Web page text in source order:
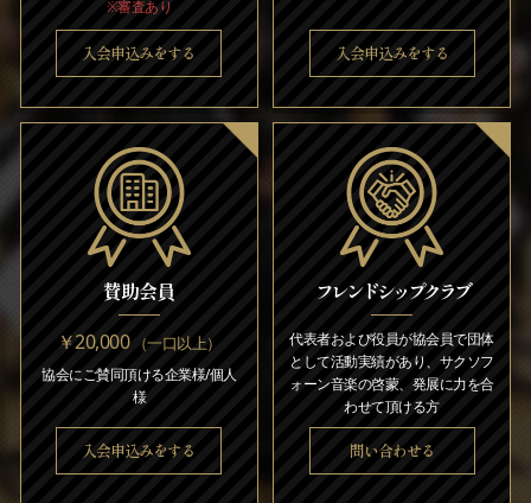
※審査あり
入会申込みをする 入会申込みをする
賛助会員
￥20,000（一口以上）
協会にご賛同頂ける企業様/個人
様
入会申込みをする
フレンドシップクラブ
代表者および役員が協会員で団体
として活動実績があり、サクソフ
ォーン音楽の啓蒙、発展に力を合
わせて頂ける方
問い合わせる